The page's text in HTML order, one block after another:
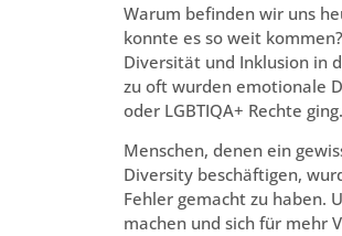
Warum befinden wir uns
konnte es so weit
Diversität und Inklusion in
zu oft wurden emotionale
oder LGBTIQA+ Rechte ging.
Menschen, denen ein
Diversity beschäftigen,
Fehler gemacht zu haben.
machen und sich für mehr